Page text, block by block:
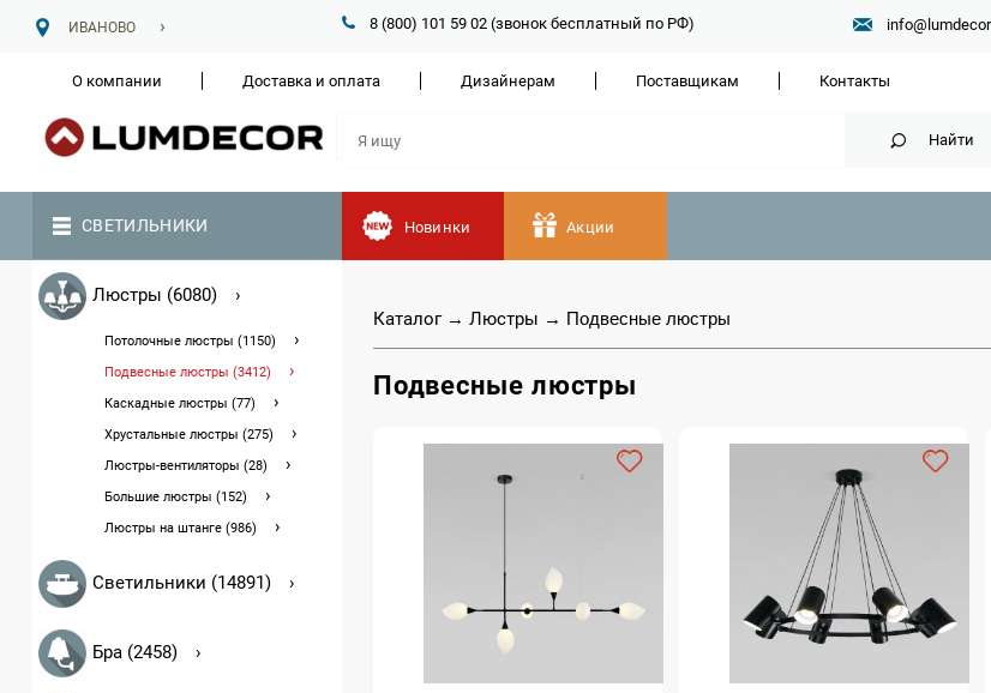
ИВАНОВО 8 (800) 101 59 02 (звонок бесплатный по РФ)
О компании Доставка и оплата Дизайнерам Поставщикам Контакты
Найти
СВЕТИЛЬНИКИ Новинки Акции
Люстры (6080)
Потолочные люстры (1150)
Подвесные люстры (3412)
Каскадные люстры (77)
Хрустальные люстры (275)
Люстры-вентиляторы (28)
Большие люстры (152)
Люстры на штанге (986)
Светильники (14891)
Бра (2458)
Каталог→ Люстры → Подвесные люстры
Подвесные люстры